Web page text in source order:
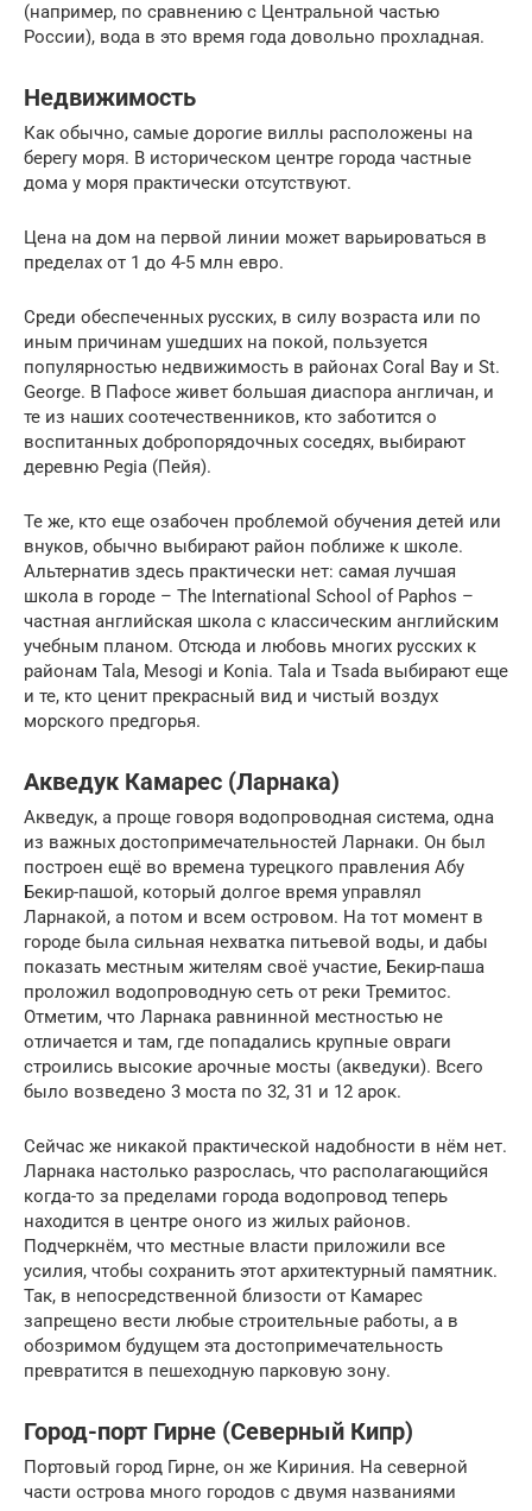
(например, по сравнению с Центральной частью
России), вода в это время года довольно прохладная.
Недвижимость
Как обычно, самые дорогие виллы расположены на
берегу моря. В историческом центре города частные
дома у моря практически отсутствуют.
Цена на дом на первой линии может варьироваться в
пределах от 1 до 4-5 млн евро.
Среди обеспеченных русских, в силу возраста или по
иным причинам ушедших на покой, пользуется
популярностью недвижимость в районах Coral Bay и St.
George. В Пафосе живет большая диаспора англичан, и
те из наших соотечественников, кто заботится о
воспитанных добропорядочных соседях, выбирают
деревню Pegia (Пейя).
Те же, кто еще озабочен проблемой обучения детей или
внуков, обычно выбирают район поближе к школе.
Альтернатив здесь практически нет: самая лучшая
школа в городе – The International School of Paphos –
частная английская школа с классическим английским
учебным планом. Отсюда и любовь многих русских к
районам Tala, Mesogi и Konia. Tala и Tsada выбирают еще
и те, кто ценит прекрасный вид и чистый воздух
морского предгорья.
Акведук Камарес (Ларнака)
Акведук, а проще говоря водопроводная система, одна
из важных достопримечательностей Ларнаки. Он был
построен ещё во времена турецкого правления Абу
Бекир-пашой, который долгое время управлял
Ларнакой, а потом и всем островом. На тот момент в
городе была сильная нехватка питьевой воды, и дабы
показать местным жителям своё участие, Бекир-паша
проложил водопроводную сеть от реки Тремитос.
Отметим, что Ларнака равнинной местностью не
отличается и там, где попадались крупные овраги
строились высокие арочные мосты (акведуки). Всего
было возведено 3 моста по 32, 31 и 12 арок.
Сейчас же никакой практической надобности в нём нет.
Ларнака настолько разрослась, что располагающийся
когда-то за пределами города водопровод теперь
находится в центре оного из жилых районов.
Подчеркнём, что местные власти приложили все
усилия, чтобы сохранить этот архитектурный памятник.
Так, в непосредственной близости от Камарес
запрещено вести любые строительные работы, а в
обозримом будущем эта достопримечательность
превратится в пешеходную парковую зону.
Город-порт Гирне (Северный Кипр)
Портовый город Гирне, он же Кириния. На северной
части острова много городов с двумя названиями